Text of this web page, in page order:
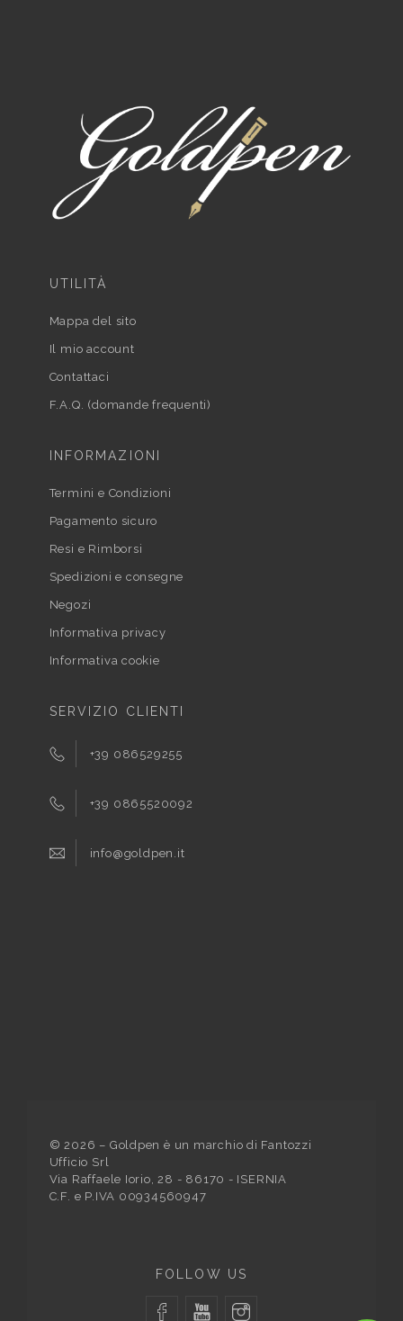
UTILITÀ
Mappa del sito
Il mio account
Contattaci
F.A.Q. (domande frequenti)
INFORMAZIONI
Termini e Condizioni
Pagamento sicuro
Resi e Rimborsi
Spedizioni e consegne
Negozi
Informativa privacy
Informativa cookie
SERVIZIO CLIENTI
+39 086529255
+39 0865520092
info@goldpen.it
©2026 – Goldpen è un marchio di Fantozzi
Ufficio Srl
Via Raffaele Iorio, 28 - 86170 - ISERNIA
C.F. e P.IVA 00934560947
FOLLOW US